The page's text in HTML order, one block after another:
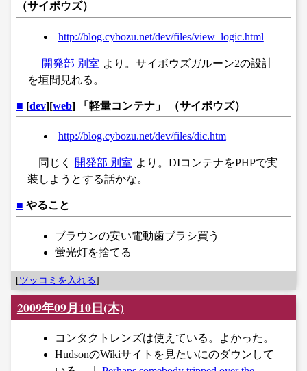
（サイボウズ）
http://blog.cybozu.net/dev/files/view_logic.html
開発部 別室 より。サイボウズガルーン2の設計
を垣間見れる。
■ [dev][web] 「軽量コンテナ」 （サイボウズ）
http://blog.cybozu.net/dev/files/dic.htm
同じく 開発部 別室 より。DIコンテナをPHPで実
装しようとする話かな。
■ やること
ブラウンの安い電動歯ブラシ買う
蛍光灯を捨てる
[ツッコミを入れる]
2009年09月10日(木)
コンタクトレンズは使えている。よかった。
HudsonのWikiサイトを見たいにのダウンして